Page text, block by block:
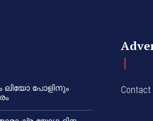
ലിയോ പോളിനും
Contact